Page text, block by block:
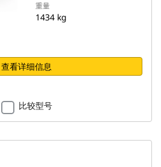
重量
1434 kg
查看详细信息
比较型号